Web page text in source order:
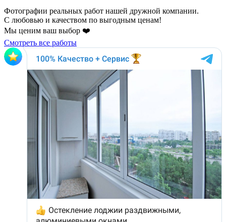
Фотографии реальных работ нашей дружной компании.
С любовью и качеством по выгодным ценам!
Мы ценим ваш выбор ❤️
Смотреть все работы